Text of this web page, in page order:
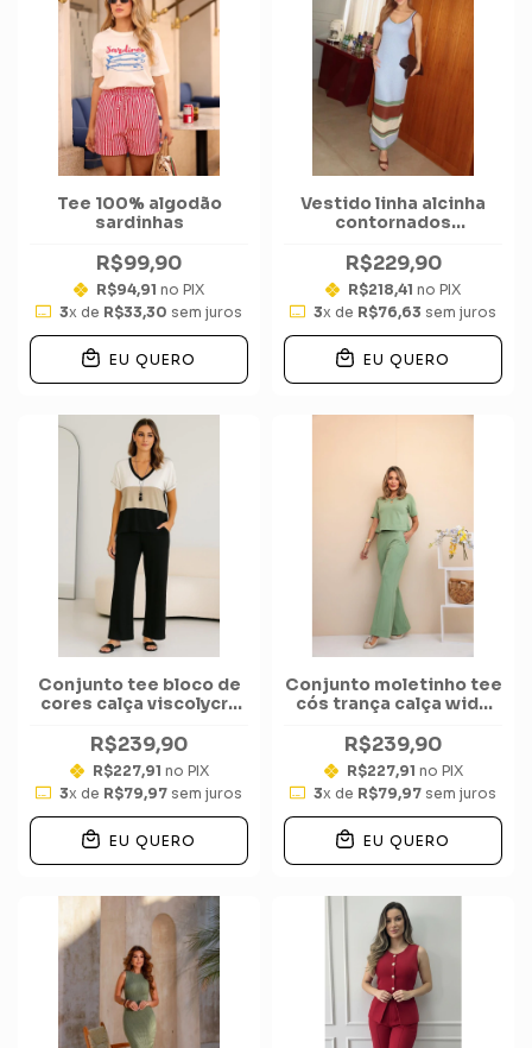
Tee 100% algodão
sardinhas
R$99,90
R$94,91 no PIX
3x de R$33,30 sem juros
EU QUERO
Vestido linha alcinha
contornados
R$229,90
R$218,41 no PIX
3x de R$76,63 sem juros
EU QUERO
Conjunto tee bloco de
cores calça viscolycra
R$239,90
R$227,91 no PIX
3x de R$79,97 sem juros
EU QUERO
Conjunto moletinho tee
cós trança calça wide
R$239,90
R$227,91 no PIX
3x de R$79,97 sem juros
EU QUERO